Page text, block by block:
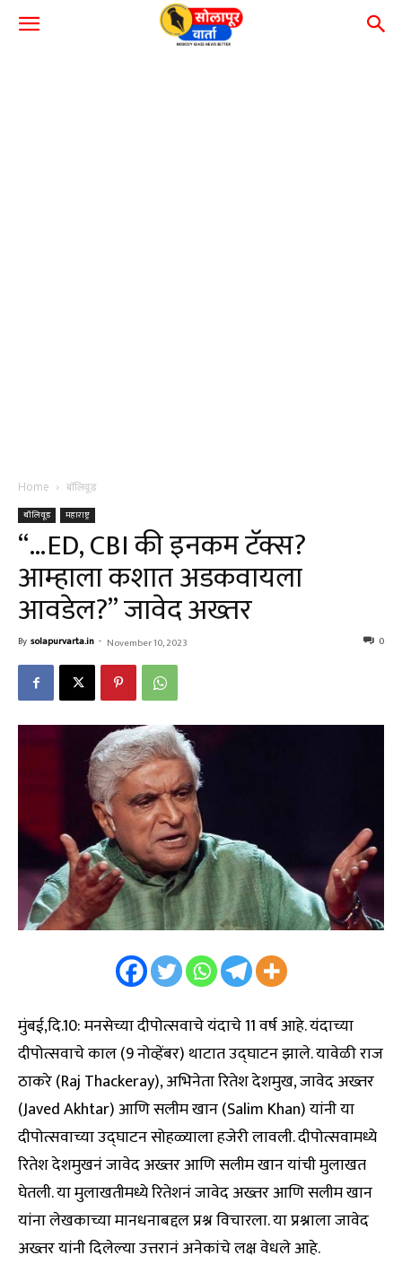
Home बॉलिवूड
बॉलिवूड महाराष्ट्र
“…ED, CBI की इनकम टॅक्स?
आम्हाला कशात अडकवायला
आवडेल?” जावेद अख्तर
By solapurvarta.in - November 10, 2023 0
मुंबई,दि.10: मनसेच्या दीपोत्सवाचे यंदाचे 11 वर्ष आहे. यंदाच्या
दीपोत्सवाचे काल (9 नोव्हेंबर) थाटात उद्घाटन झाले. यावेळी राज
ठाकरे (Raj Thackeray), अभिनेता रितेश देशमुख, जावेद अख्तर
(Javed Akhtar) आणि सलीम खान (Salim Khan) यांनी या
दीपोत्सवाच्या उद्घाटन सोहळ्याला हजेरी लावली. दीपोत्सवामध्ये
रितेश देशमुखनं जावेद अख्तर आणि सलीम खान यांची मुलाखत
घेतली. या मुलाखतीमध्ये रितेशनं जावेद अख्तर आणि सलीम खान
यांना लेखकाच्या मानधनाबद्दल प्रश्न विचारला. या प्रश्नाला जावेद
अख्तर यांनी दिलेल्या उत्तरानं अनेकांचे लक्ष वेधले आहे.